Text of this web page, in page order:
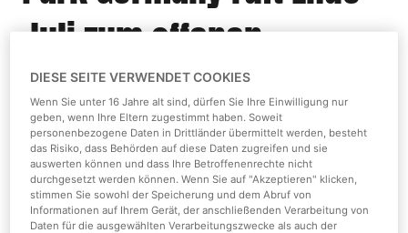
Juli zum offenen
Monster-Casting auf!
DIESE SEITE VERWENDET COOKIES
Wenn Sie unter 16 Jahre alt sind, dürfen Sie Ihre Einwilligung nur
geben, wenn Ihre Eltern zugestimmt haben. Soweit
personenbezogene Daten in Drittländer übermittelt werden, besteht
das Risiko, dass Behörden auf diese Daten zugreifen und sie
auswerten können und dass Ihre Betroffenenrechte nicht
durchgesetzt werden können. Wenn Sie auf "Akzeptieren" klicken,
stimmen Sie sowohl der Speicherung und dem Abruf von
Informationen auf Ihrem Gerät, der anschließenden Verarbeitung von
Daten für die ausgewählten Verarbeitungszwecke als auch der